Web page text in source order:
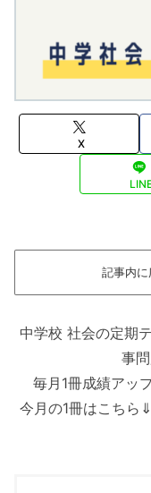
X
記事内に
中学校 社会の定期
事
毎月1冊成績アッ
今月の1冊はこちら